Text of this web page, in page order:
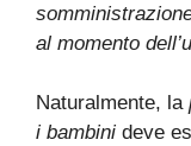
al momento
Naturalmente, la
i bambini deve